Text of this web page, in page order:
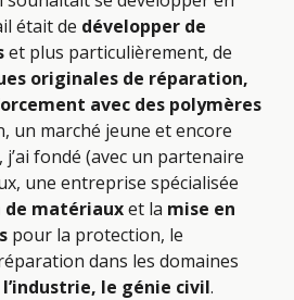
était de développer de
et plus particulièrement, de
originales de réparation,
avec des polymères
un marché jeune et encore
j’ai fondé (avec un partenaire
une entreprise spécialisée
matériauxet la mise en
pour la protection, le
dans les domaines
le génie civil.